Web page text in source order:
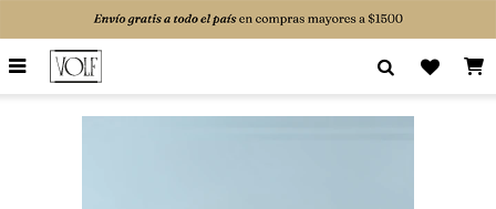
